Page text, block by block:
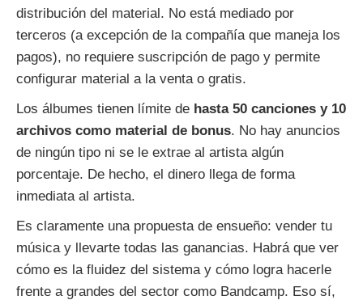
distribución del material. No está mediado por
terceros (a excepción de la compañía que maneja los
pagos), no requiere suscripción de pago y permite
configurar material a la venta o gratis.
Los álbumes tienen límite de hasta 50 canciones y 10
archivos como material de bonus. No hay anuncios
de ningún tipo ni se le extrae al artista algún
porcentaje. De hecho, el dinero llega de forma
inmediata al artista.
Es claramente una propuesta de ensueño: vender tu
música y llevarte todas las ganancias. Habrá que ver
cómo es la fluidez del sistema y cómo logra hacerle
frente a grandes del sector como Bandcamp. Eso sí,